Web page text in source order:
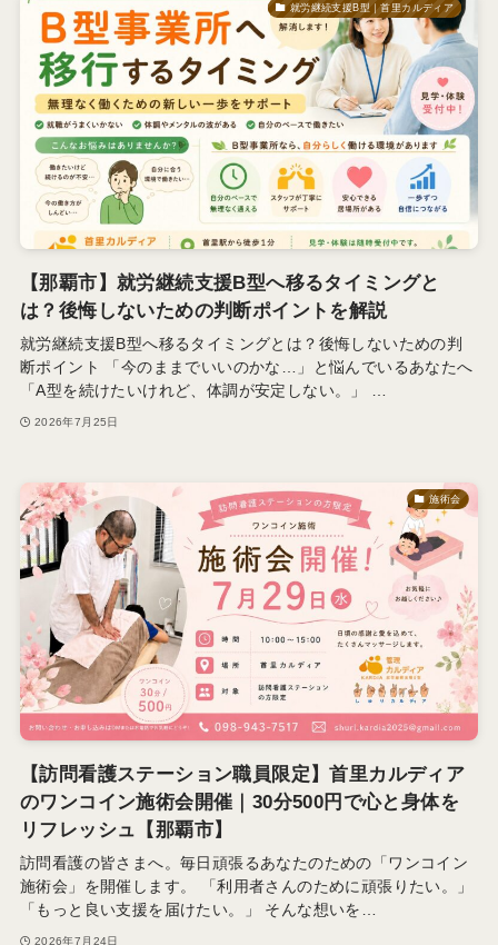
就労継続支援B型｜首里カルディア
【那覇市】就労継続支援B型へ移るタイミングと
は？後悔しないための判断ポイントを解説
就労継続支援B型へ移るタイミングとは？後悔しないための判
断ポイント 「今のままでいいのかな…」と悩んでいるあなたへ
「A型を続けたいけれど、体調が安定しない。」 …
2026年7月25日
施術会
【訪問看護ステーション職員限定】首里カルディア
のワンコイン施術会開催｜30分500円で心と身体を
リフレッシュ【那覇市】
訪問看護の皆さまへ。毎日頑張るあなたのための「ワンコイン
施術会」を開催します。 「利用者さんのために頑張りたい。」
「もっと良い支援を届けたい。」 そんな想いを…
2026年7月24日